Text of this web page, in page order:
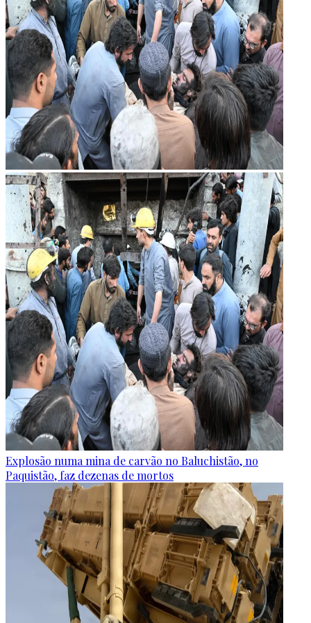
Explosão numa mina de carvão no Baluchistão, no
Paquistão, faz dezenas de mortos